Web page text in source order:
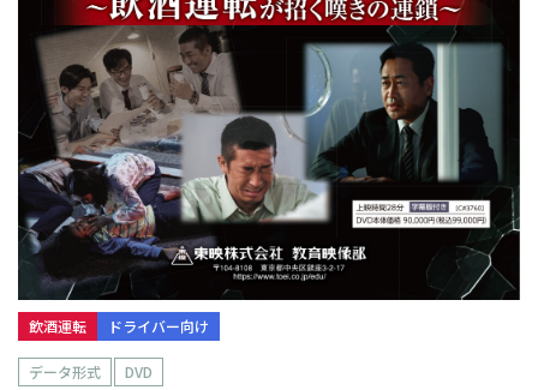
飲酒運転 ドライバー向け
データ形式 DVD